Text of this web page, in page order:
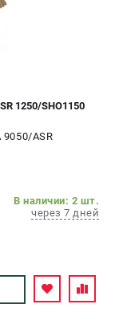
1250/SHO1150
ASR
В наличии: 2 шт.
через 7 дней